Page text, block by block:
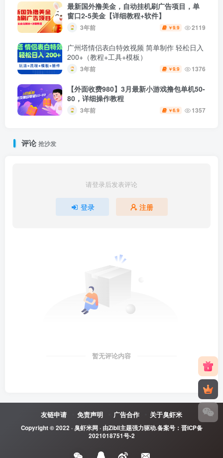
最新国外撸美金，自动挂机刷广告项目，单
窗口2-5美金【详细教程+软件】
3年前 ￥9.9 2119
广州塔情侣表白特效视频 简单制作 轻松日入
200+（教程+工具+模板）
3年前 ￥9.9 1376
【外面收费980】3月最新小游戏撸包单机50-
80，详细操作教程
3年前 ￥6.9 1357
评论抢沙发
请登录后发表评论
登录 注册
暂无评论内容
友链申请 免责声明 广告合作 关于臭虾米
Copyright © 2022 ·臭虾米网· 由Zibll主题强力驱动.备案号： 晋ICP备
2021018751号-2